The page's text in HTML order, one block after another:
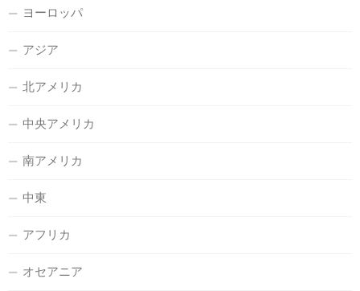
ヨーロッパ
アジア
北アメリカ
中央アメリカ
南アメリカ
中東
アフリカ
オセアニア